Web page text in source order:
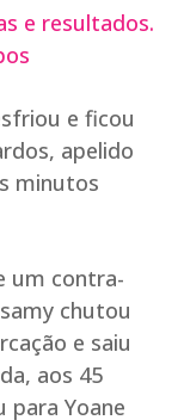
e resultados.
e ficou
apelido
minutos
um contra-
chutou
e saiu
aos 45
Yoane